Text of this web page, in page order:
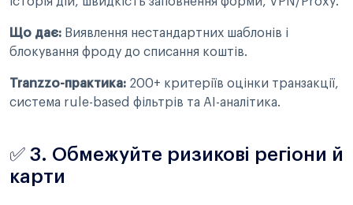
Що дає: Виявлення нестандартних шаблонів і
блокування фроду до списання коштів.
Tranzzo-практика: 200+ критеріїв оцінки транзакції,
система rule-based фільтрів та AI-аналітика.
✅ 3. Обмежуйте ризикові регіони й
карти